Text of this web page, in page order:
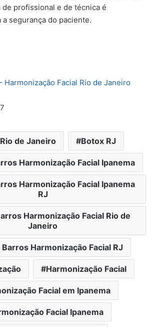
profissional e de técnica é
segurança do paciente.
Harmonização Facial Rio de Janeiro
de Janeiro Botox RJ
Harmonização Facial Ipanema
Harmonização Facial Ipanema
RJ
Harmonização Facial Rio de
Janeiro
Barros Harmonização Facial RJ
Harmonização Facial
Facial em Ipanema
Facial Ipanema